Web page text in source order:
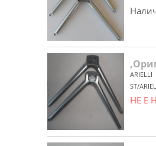
ARIELLI
ST/
НЕ Е